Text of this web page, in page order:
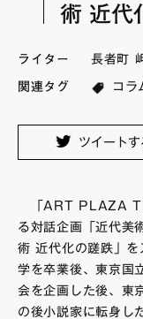
術 近代
ライター 長者町
関連タグ コラ
ツイートす
「ART PLAZA
る対話企画「近代美
術 近代化の蹉跌」を
学を卒業後、東京国
会を企画した後、東
の後小説家に転身し